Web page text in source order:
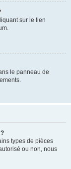
sur le lien
le panneau de
types de pièces
ou non, nous